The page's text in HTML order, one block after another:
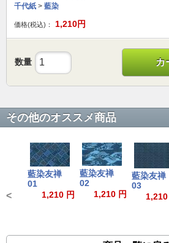
千代紙 > 藍染
価格(税込)： 1,210円
数量 カ
その他のオススメ商品
藍染友禅
01
1,210 円
藍染友禅
02
1,210 円
藍染友禅
03
1,210
<